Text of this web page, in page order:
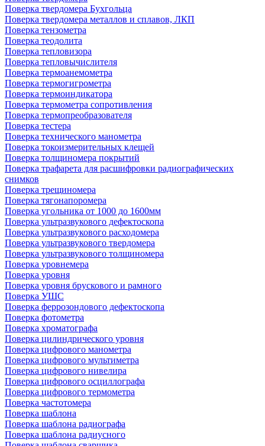
Поверка твердомера Бухгольца
Поверка твердомера металлов и сплавов, ЛКП
Поверка тензометра
Поверка теодолита
Поверка тепловизора
Поверка тепловычислителя
Поверка термоанемометра
Поверка термогигрометра
Поверка термоиндикатора
Поверка термометра сопротивления
Поверка термопреобразователя
Поверка тестера
Поверка технического манометра
Поверка токоизмерительных клещей
Поверка толщиномера покрытий
Поверка трафарета для расшифровки радиографических
снимков
Поверка трещиномера
Поверка тягонапоромера
Поверка угольника от 1000 до 1600мм
Поверка ультразвукового дефектоскопа
Поверка ультразвукового расходомера
Поверка ультразвукового твердомера
Поверка ультразвукового толщиномера
Поверка уровнемера
Поверка уровня
Поверка уровня брускового и рамного
Поверка УШС
Поверка феррозондового дефектоскопа
Поверка фотометра
Поверка хроматографа
Поверка цилиндрического уровня
Поверка цифрового манометра
Поверка цифрового мультиметра
Поверка цифрового нивелира
Поверка цифрового осциллографа
Поверка цифрового термометра
Поверка частотомера
Поверка шаблона
Поверка шаблона радиографа
Поверка шаблона радиусного